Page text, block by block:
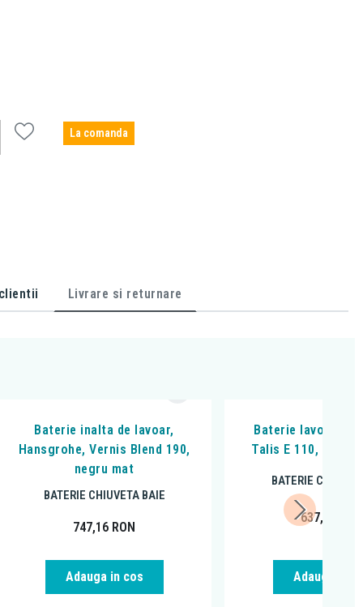
La comanda
Livrare si returnare
Baterie inalta de lavoar,
Hansgrohe, Vernis Blend 190,
negru mat
BATERIE CHIUVETA BAIE
747,16 RON
Adauga in cos
Baterie lavoar,
Talis E 110, Cu
BATERIE
637,80
Adauga in